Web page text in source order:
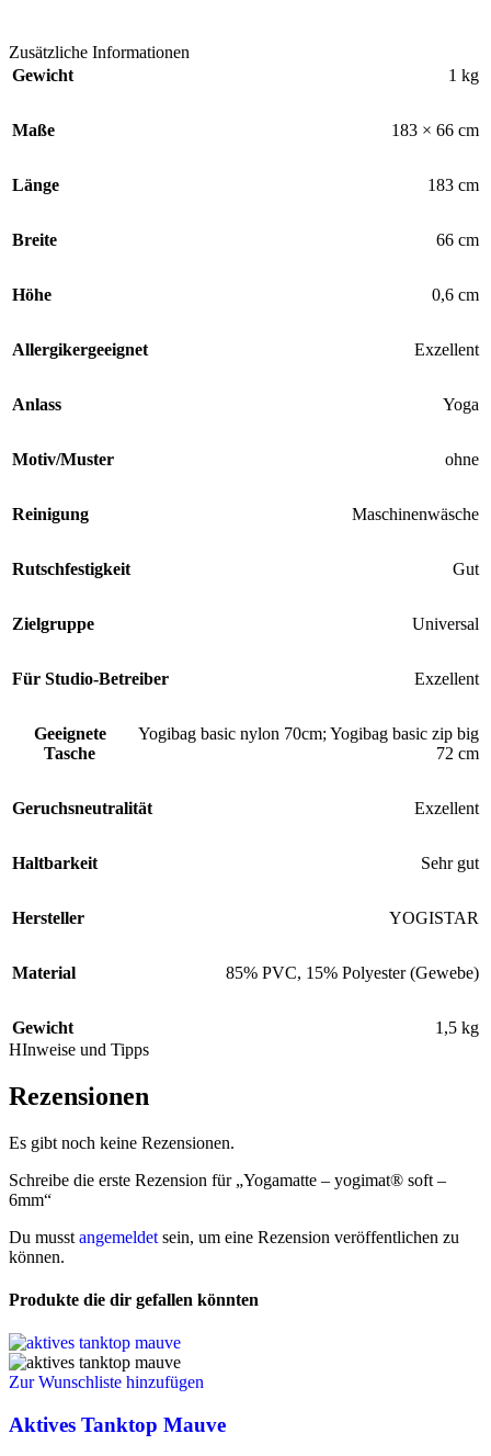
Zusätzliche Informationen
Gewicht
1 kg
Maße 183 × 66 cm
Länge 183 cm
Breite 66 cm
Höhe 0,6 cm
Allergikergeeignet Exzellent
Anlass Yoga
Motiv/Muster ohne
Reinigung Maschinenwäsche
Rutschfestigkeit Gut
Zielgruppe Universal
Für Studio-Betreiber Exzellent
Geeignete
Tasche
Yogibag basic nylon 70cm; Yogibag basic zip big
72 cm
Geruchsneutralität Exzellent
Haltbarkeit Sehr gut
Hersteller YOGISTAR
Material 85% PVC, 15% Polyester (Gewebe)
Gewicht
1,5 kg
HInweise und Tipps
Rezensionen
Es gibt noch keine Rezensionen.
Schreibe die erste Rezension für „Yogamatte – yogimat® soft –
6mm“
Du musst angemeldet sein, um eine Rezension veröffentlichen zu
können.
Produkte die dir gefallen könnten
Zur Wunschliste hinzufügen
Aktives Tanktop Mauve